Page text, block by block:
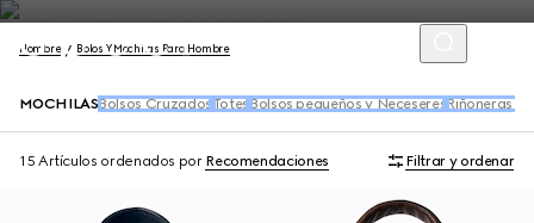
Hombre Bolos Y Mochilas Para Hombre
MOCHILAS Bolsos Cruzados Totes Bolsos pequeños y Neceseres Riñoneras y
15 Artículos ordenados por Recomendaciones Filtrar y ordenar